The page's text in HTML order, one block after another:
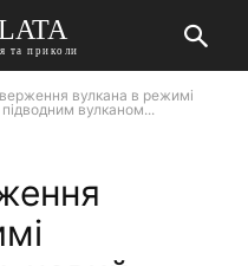
та приколи
вулкана в режимі
вулканом...